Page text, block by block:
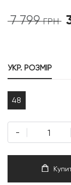
7 799ГРН
УКР. РОЗМІР
48
-